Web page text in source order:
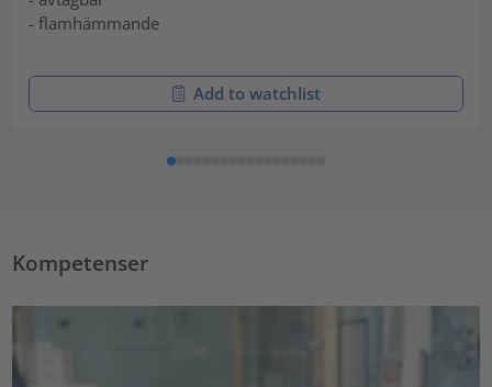
- flamhämmande
Add to watchlist
Kompetenser